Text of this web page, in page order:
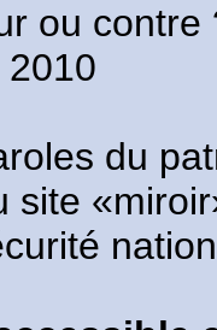
ou contre
2010
du
site